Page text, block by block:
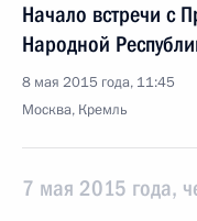
Начало встречи с
Народной
8 мая 2015 года, 11:45
Москва, Кремль
7 мая 2015 года,